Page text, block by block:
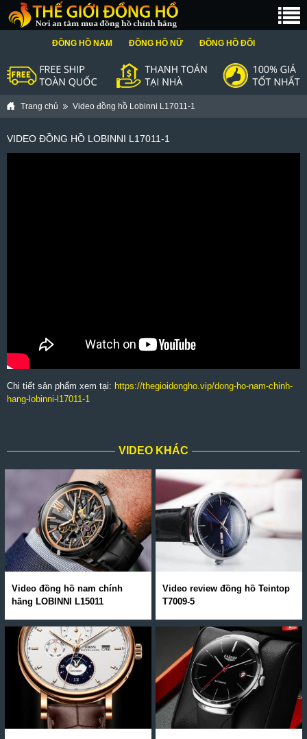
ĐỒNG HỒ NAM ĐỒNG HỒ NỮ ĐỒNG HỒ ĐÔI
Trang chủ Video đồng hồ Lobinni L17011-1
VIDEO ĐỒNG HỒ LOBINNI L17011-1
Chi tiết sản phẩm xem tại: https://thegioidongho.vip/dong-ho-nam-chinh-
hang-lobinni-l17011-1
VIDEO KHÁC
Video đồng hồ nam chính
hãng LOBINNI L15011
Video review đồng hồ Teintop
T7009-5